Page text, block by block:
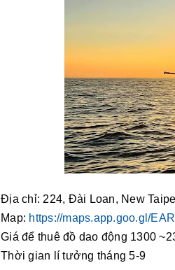
Địa chỉ: 224, Đài Loan, New
Map: https://maps.app.goo.gl/
Giá để thuê đồ dao động 1300
Thời gian lí tưởng tháng 5-9